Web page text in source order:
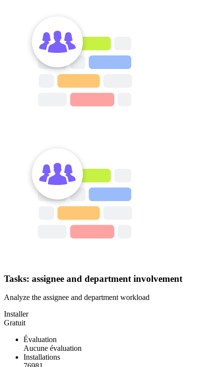
Tasks: assignee and department involvement
Analyze the assignee and department workload
Installer
Gratuit
Évaluation
Aucune évaluation
Installations